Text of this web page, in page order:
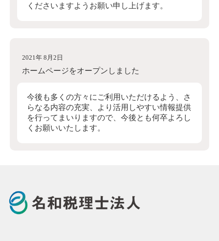
くださいますようお願い申し上げます。
2021年 8月2日
ホームページをオープンしました
今後も多くの方々にご利用いただけるよう、さ
らなる内容の充実、より活用しやすい情報提供
を行ってまいりますので、今後とも何卒よろし
くお願いいたします。